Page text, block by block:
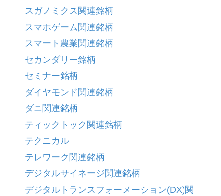
スガノミクス関連銘柄
スマホゲーム関連銘柄
スマート農業関連銘柄
セカンダリー銘柄
セミナー銘柄
ダイヤモンド関連銘柄
ダニ関連銘柄
ティックトック関連銘柄
テクニカル
テレワーク関連銘柄
デジタルサイネージ関連銘柄
デジタルトランスフォーメーション(DX)関